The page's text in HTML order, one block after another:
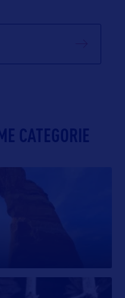
CATEGORIE